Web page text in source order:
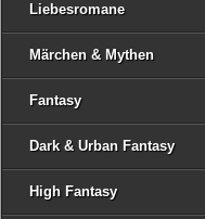
Liebesromane
Märchen & Mythen
Fantasy
Dark & Urban Fantasy
High Fantasy